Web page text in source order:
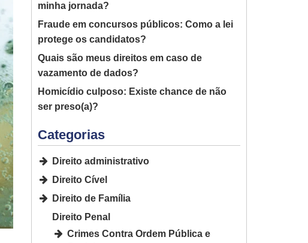
minha jornada?
Fraude em concursos públicos: Como a lei
protege os candidatos?
Quais são meus direitos em caso de
vazamento de dados?
Homicídio culposo: Existe chance de não
ser preso(a)?
Categorias
Direito administrativo
Direito Cível
Direito de Família
Direito Penal
Crimes Contra Ordem Pública e